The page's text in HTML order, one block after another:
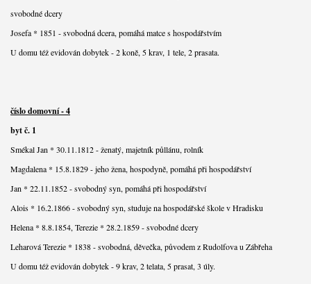
svobodné dcery
Josefa * 1851 - svobodná dcera, pomáhá matce s hospodářstvím
U domu též evidován dobytek - 2 koně, 5 krav, 1 tele, 2 prasata.
číslo domovní - 4
byt č. 1
Smékal Jan * 30.11.1812 - ženatý, majetník půllánu, rolník
Magdalena * 15.8.1829 - jeho žena, hospodyně, pomáhá při hospodářství
Jan * 22.11.1852 - svobodný syn, pomáhá při hospodářství
Alois * 16.2.1866 - svobodný syn, studuje na hospodářské škole v Hradisku
Helena * 8.8.1854, Terezie * 28.2.1859 - svobodné dcery
Leharová Terezie * 1838 - svobodná, děvečka, původem z Rudolfova u Zábřeha
U domu též evidován dobytek - 9 krav, 2 telata, 5 prasat, 3 úly.